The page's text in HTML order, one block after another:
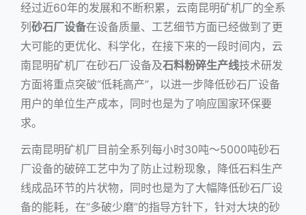
经过近60年的发展和不断积累，云南昆明矿机厂的全系
列 砂石厂设备在设备质量、工艺细节方面已经做到了更
大可能的更优化、科学化，在接下来的一段时间内，云
南昆明矿机厂在砂石厂设备及石料粉碎生产线技术研发
方面将重点突破“低耗高产”，以进一步降低砂石厂设备
用户的单位生产成本，同时也是为了响应国家环保要
求。
云南昆明矿机厂目前全系列每小时30吨～5000吨砂石
厂设备的破碎工艺中为了防止过粉现象，降低石料生产
线成品环节的片状物，同时也是为了大幅降低砂石厂设
备的能耗，在“多破少磨”的指导方针下，针对大块的砂